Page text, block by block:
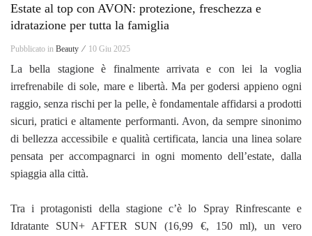
Estate al top con AVON: protezione, freschezza e
idratazione per tutta la famiglia
Pubblicato in Beauty ⁄ 10 Giu 2025
La bella stagione è finalmente arrivata e con lei la voglia
irrefrenabile di sole, mare e libertà. Ma per godersi appieno ogni
raggio, senza rischi per la pelle, è fondamentale affidarsi a prodotti
sicuri, pratici e altamente performanti. Avon, da sempre sinonimo
di bellezza accessibile e qualità certificata, lancia una linea solare
pensata per accompagnarci in ogni momento dell’estate, dalla
spiaggia alla città.
Tra i protagonisti della stagione c’è lo Spray Rinfrescante e
Idratante SUN+ AFTER SUN (16,99 €, 150 ml), un vero